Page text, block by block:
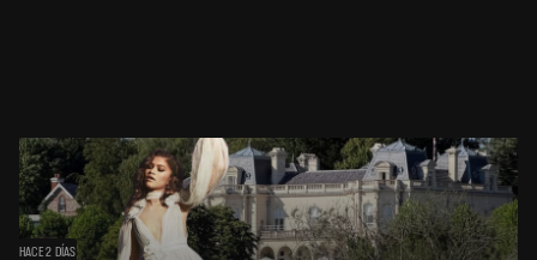
HACE 2 DÍAS